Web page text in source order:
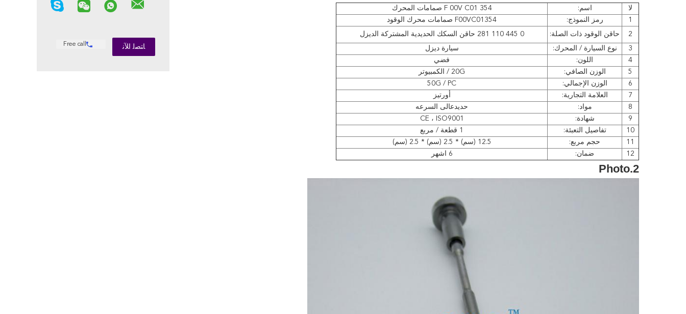
Free call
لا اسم:
F 00V C01 354 صمامات المحرك
1
رمز النموذج:
F00VC01354 صمامات محرك الوقود
2
حاقن الوقود ذات الصلة:
0 445 110 281 حاقن السكك الحديدية المشتركة الديزل
3
نوع السيارة / المحرك:
سيارة ديزل
4
اللون:
فضي
5
الوزن الصافي:
20G / الكمبيوتر
6
الوزن الإجمالي:
50G / PC
7
العلامة التجارية:
أورتيز
8
مواد:
حديدعالى السرعه
9
شهادة:
CE ، ISO9001
10
تفاصيل التعبئة:
1 قطعة / مربع
11
حجم مربع:
12.5 (سم) * 2.5 (سم) * 2.5 (سم)
12
ضمان: 6 اشهر
2.Photo